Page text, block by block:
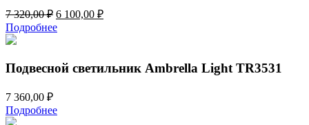
7 320,00₽ Первоначальная
цена
составляла
320,00 ₽.
6 100,00 ₽Текущая
Подробнее
Подвесной светильник Ambrella Light TR3531
7 360,00 ₽
Подробнее